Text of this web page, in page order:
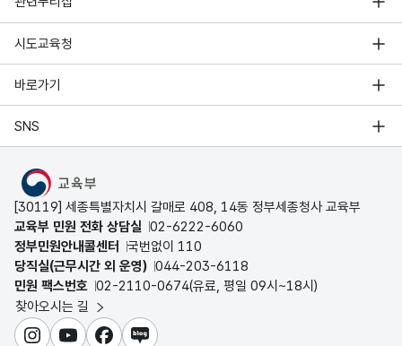
시도교육청
바로가기
SNS
MOE
[30119] 세종특별자치시 갈매로 408, 14동 정부세종청사 교육부
교육부 민원 전화 상담실 02-6222-6060
정부민원안내콜센터
국번없이 110
당직실(근무시간 외 운영) 044-203-6118
민원 팩스번호 02-2110-0674(유료, 평일 09시~18시)
찾아오시는 길